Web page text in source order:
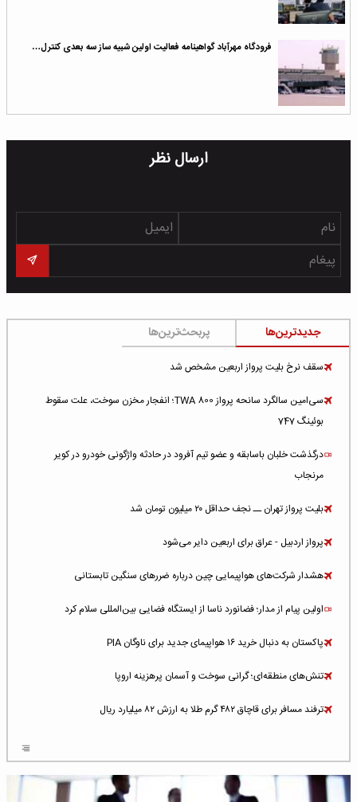
فرودگاه مهرآباد گواهینامه فعالیت اولین شبیه ساز سه بعدی کنترل…
ارسال نظر
جدیدترین‌ها پربحث‌ترین‌ها
سقف نرخ بلیت پرواز اربعین مشخص شد
سی‌امین سالگرد سانحه پرواز TWA 800؛ انفجار مخزن سوخت، علت سقوط
بوئینگ 747
درگذشت خلبان باسابقه و عضو تیم آفرود در حادثه واژگونی خودرو در کویر
مرنجاب
بلیت پرواز تهران ــ نجف حداقل ۲۰ میلیون تومان شد
پرواز اردبیل - عراق برای اربعین دایر می‌شود
هشدار شرکت‌های هواپیمایی چین درباره ضررهای سنگین تابستانی
اولین پیام از مدار؛ فضانورد ناسا از ایستگاه فضایی بین‌المللی سلام کرد
پاکستان به دنبال خرید ۱۶ هواپیمای جدید برای ناوگان PIA
تنش‌های منطقه‌ای؛ گرانی سوخت و آسمان پرهزینه اروپا
ترفند مسافر برای قاچاق ۴۸۲ گرم طلا به ارزش ۸۲ میلیارد ریال
شلوغ‌ترین فرودگاه‌های اروپا در ۲۰۲۵: لندن، استانبول و پاریس